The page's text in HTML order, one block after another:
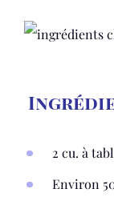
2 cu. à
Environ